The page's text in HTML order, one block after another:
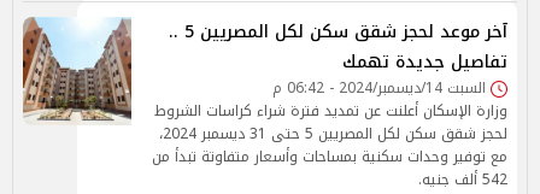
آخر موعد لحجز شقق سكن لكل المصريين 5 ..
تفاصيل جديدة تهمك
السبت 14/ديسمبر/2024 - 06:42 م
وزارة الإسكان أعلنت عن تمديد فترة شراء كراسات الشروط
لحجز شقق سكن لكل المصريين 5 حتى 31 ديسمبر 2024،
مع توفير وحدات سكنية بمساحات وأسعار متفاوتة تبدأ من
542 ألف جنيه.